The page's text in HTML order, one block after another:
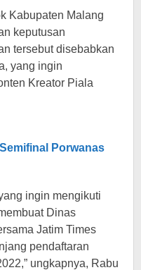
Kabupaten Malang
keputusan
tersebut disebabkan
yang ingin
Kreator Piala
Porwanas
ingin mengikuti
Dinas
Jatim Times
pendaftaran
ungkapnya, Rabu